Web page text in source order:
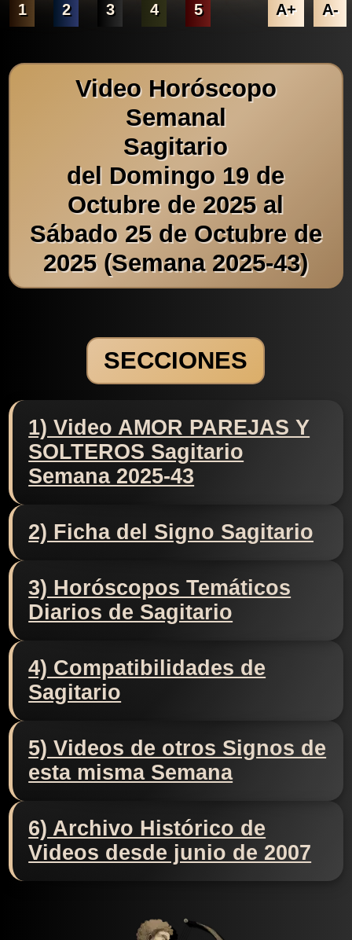
1 2 3 4 5 A+ A-
Video Horóscopo
Semanal
Sagitario
del Domingo 19 de
Octubre de 2025 al
Sábado 25 de Octubre de
2025 (Semana 2025-43)
SECCIONES
1) Video AMOR PAREJAS Y
SOLTEROS Sagitario
Semana 2025-43
2) Ficha del Signo Sagitario
3) Horóscopos Temáticos
Diarios de Sagitario
4) Compatibilidades de
Sagitario
5) Videos de otros Signos de
esta misma Semana
6) Archivo Histórico de
Videos desde junio de 2007